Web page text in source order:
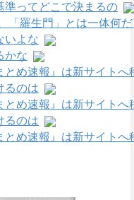
準ってどこで決まるの
「羅生門」とは一体何
いよな
かな
とめ速報』は新サイトへ
るのは
とめ速報』は新サイトへ
るのは
とめ速報』は新サイトへ